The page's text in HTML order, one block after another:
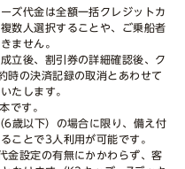
ズ代金は全額一括クレジットカ
数人選択することや、ご乗船者
ません。
立後、割引券の詳細確認後、ク
時の決済記録の取消とあわせて
たします。
です。
6歳以下）の場合に限り、備え付
ことで3人利用が可能です。
設定の有無にかかわらず、客